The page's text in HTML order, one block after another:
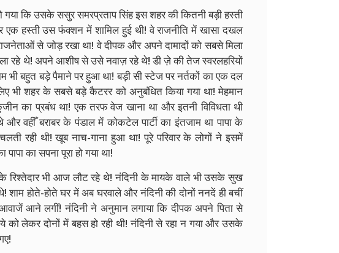
कि उसके ससुर समरप्रताप सिंह इस शहर की कितनी बड़ी हस्ती
हस्ती उस फंक्शन में शामिल हुई थी! वे राजनीति में खासा दखल
से जोड़ रखा था! वे दीपक और अपने दामादों को सबसे मिला
रहे थे! अपने आशीष से उसे नवाज़ रहे थे! डी ज़े की तेज स्वरलहरियों
भी बहुत बड़े पैमाने पर हुआ था! बड़ी सी स्टेज पर नर्तकों का एक दल
भी शहर के सबसे बड़े कैटरर को अनुबंधित किया गया था! मेहमान
का प्रबंध था! एक तरफ वेज खाना था और इतनी विविधता थी
वहीँ बराबर के पंडाल में कोकटेल पार्टी का इंतजाम था पापा के
रही थी! खूब नाच-गाना हुआ था! पूरे परिवार के लोगों ने इसमें
का सपना पूरा हो गया था!
रिश्तेदार भी आज लौट रहे थे! नंदिनी के मायके वाले भी उसके सुख
होते-होते घर में अब घरवाले और नंदिनी की दोनों ननदें ही बचीं
आने लगीं! नंदिनी ने अनुमान लगाया कि दीपक अपने पिता से
लेकर दोनों में बहस हो रही थी! नंदिनी से रहा न गया और उसके